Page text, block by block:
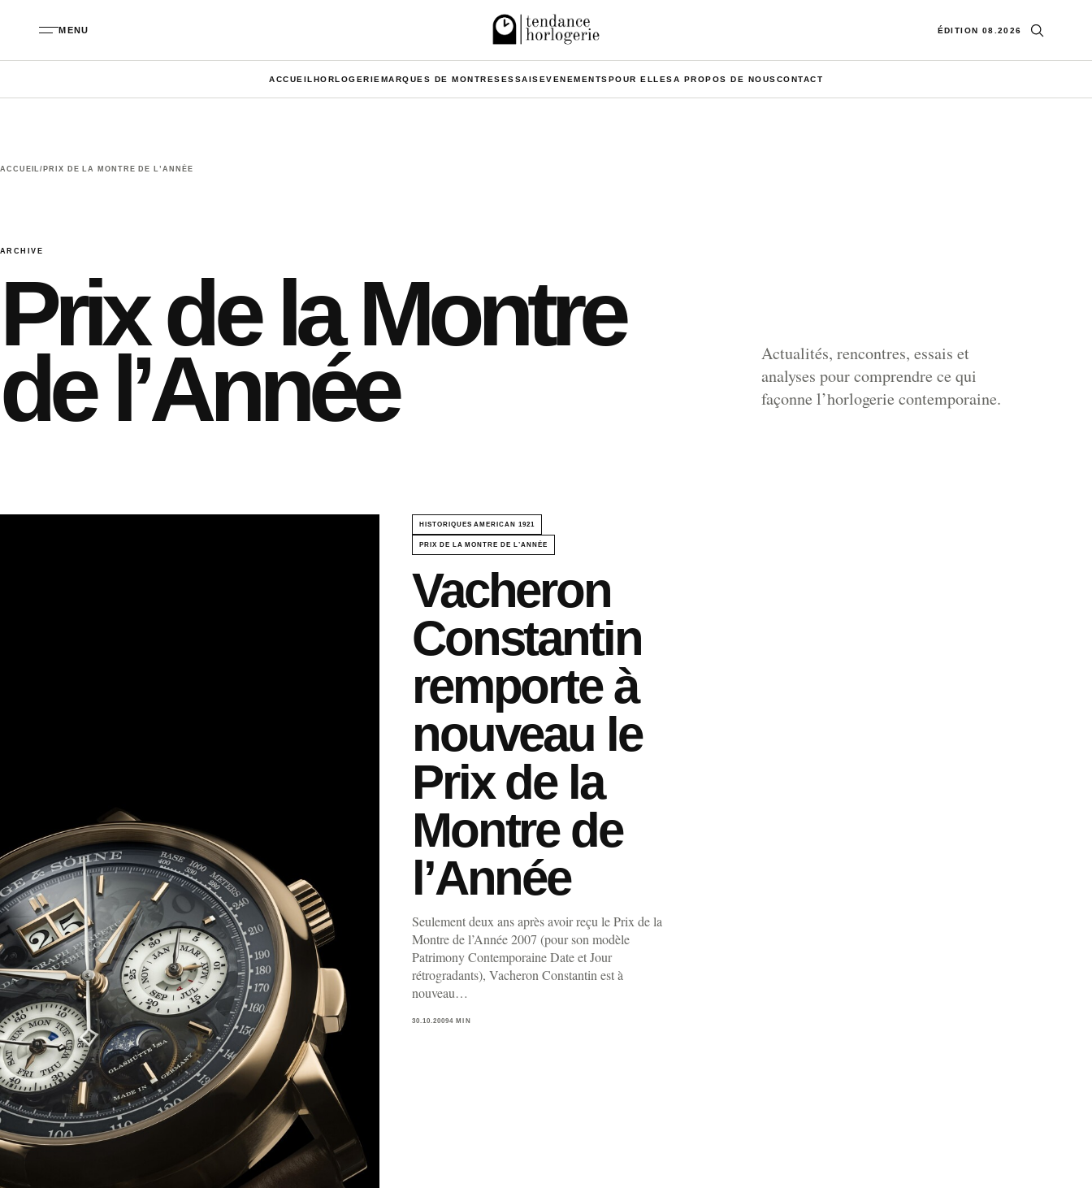
MENU ÉDITION 08.2026 Ouvrir la
ACCUEIL HORLOGERIE MARQUES DE MONTRESESSAISEVENEMENTSPOUR ELLESA PROPOS DE NOUSCONTACT
ACCUEIL/ PRIX DE LA MONTRE DE L’ANNÉE
ARCHIVE
Prix de la Montre
de l’Année
Actualités, rencontres, essais et
analyses pour comprendre ce qui
façonne l’horlogerie contemporaine.
HISTORIQUES AMERICAN 1921
PRIX DE LA MONTRE DE L’ANNÉE
Vacheron
Constantin
remporte à
nouveau le
Prix de la
Montre de
l’Année
Seulement deux ans après avoir reçu le Prix de la
Montre de l’Année 2007 (pour son modèle
Patrimony Contemporaine Date et Jour
rétrogradants), Vacheron Constantin est à
nouveau…
30.10.20094 MIN